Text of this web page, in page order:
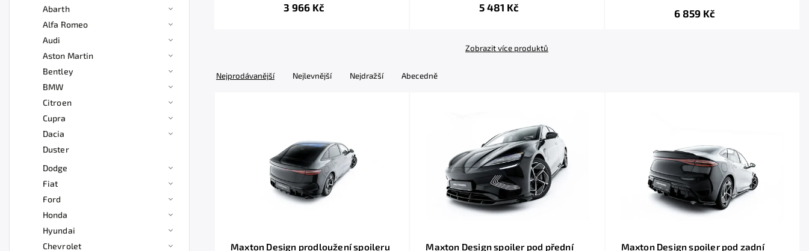
Abarth
Alfa Romeo
Audi
Aston Martin
Bentley
BMW
Citroen
Cupra
Dacia
Duster
Dodge
Fiat
Ford
Honda
Hyundai
Chevrolet
3 966 Kč 5 481 Kč
6 859 Kč
Zobrazit více produktů
Nejprodávanější Nejlevnější Nejdražší Abecedně
Maxton Design prodloužení spoileru
Maxton Design spoiler pod přední
Maxton Design spoiler pod zadní